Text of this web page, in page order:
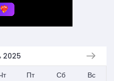
2025
Пт Сб
Вс